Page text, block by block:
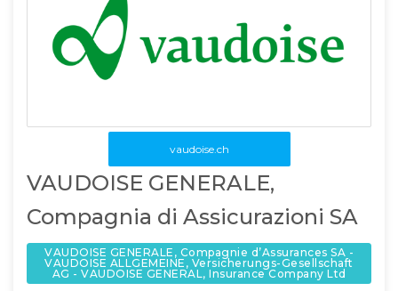
vaudoise.ch
VAUDOISE GENERALE,
Compagnia di Assicurazioni SA
VAUDOISE GENERALE, Compagnie d’Assurances SA -
VAUDOISE ALLGEMEINE, Versicherungs-Gesellschaft
AG - VAUDOISE GENERAL, Insurance Company Ltd